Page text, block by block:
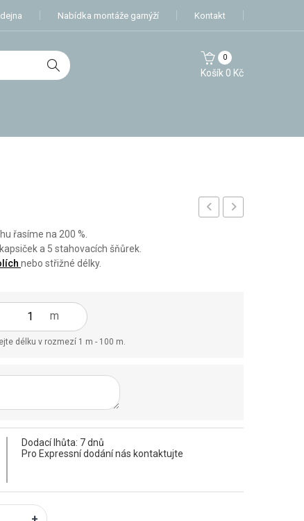
Nabídka montáže garnýží Kontakt
Košík
0
0 Kč
řasíme na 200 %.
a 5 stahovacích šňůrek.
nebo střižné délky.
m
délku v rozmezí 1 m - 100 m.
Dodací lhůta: 7 dnů
Pro Expressní dodání nás kontaktujte